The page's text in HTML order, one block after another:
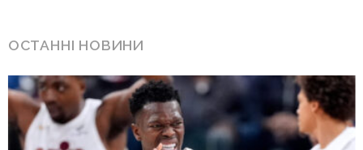
ОСТАННІ НОВИНИ